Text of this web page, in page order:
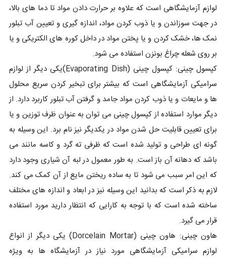
لوازم آزمایشگاهی است که علاوه بر حرارت دادن مواد تا دما های بالا،
در جهت سوزاندن و یا ذوب کردن مواد، اندازه گیری و تعیین آب تبلور
نمک ها، خشک کردن و یا پختن مواد در داخل کوره های الکتریکی و یا
بر روی شعله چراغ بونزن استفاده می شود.
کپسول چینی: کپسول چینی (Evaporating Dish)یکی دیگر از لوازم
سرامیکی آزمایشگاهی است که بیشتر برای تبخیر کردن سریع محلول
ها و مایعات و یا ذوب کردن مواد جامد و گرفتن آب تبلور کاربرد دارد. از
دیگر موارد استفاده از کپسول چینی می توان به عنوان ظرف توزین و یا
برای تعیین قابلیت حل شدن مواد در یکدیگر نیز نام برد. این وسیله به
گونه ای طراحی و تولید شده است که ظرفی ته گرد و کاسه مانند می
باشد که دهانه آن باز است. به طور معمول در لبه آن شیاری وجود دارد
که این امر سبب می شود تا به ساده ریختن مایع از آن کمک می کند.
لازم به ذکر است که بدانید این وسیله نیز در ابعاد و اندازه های مختلف
ساخته شده است که با توجه به کارایی که انتظار دارید مورد استفاده
قرار می گیرد.
هاون چینی: هاون چینی (Dorcelain Mortar) یکی دیگر از انواع
لوازم سرامیکی آزمایشگاهی مورد نیاز در آزمایشگاه ها به ویژه